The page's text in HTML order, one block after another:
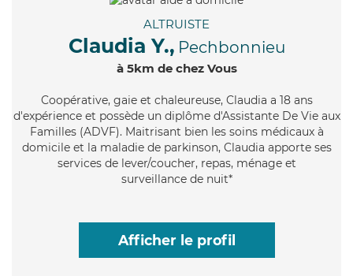
ALTRUISTE
Claudia Y., Pechbonnieu
à 5km de chez Vous
Coopérative, gaie et chaleureuse, Claudia a 18 ans
d'expérience et possède un diplôme d'Assistante De Vie aux
Familles (ADVF). Maitrisant bien les soins médicaux à
domicile et la maladie de parkinson, Claudia apporte ses
services de lever/coucher, repas, ménage et
surveillance de nuit*
Afficher le profil